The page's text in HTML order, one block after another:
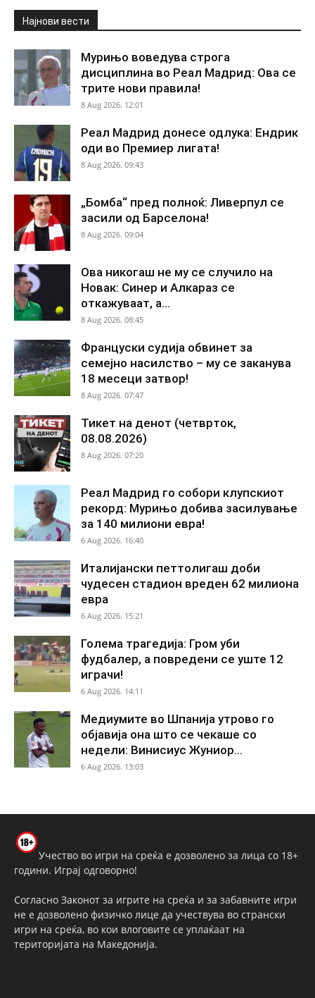
Најнови вести
Мурињо воведува строга
дисциплина во Реал Мадрид: Ова се
трите нови правила!
8 Aug 2026. 12:01
Реал Мадрид донесе одлука: Ендрик
оди во Премиер лигата!
8 Aug 2026. 09:43
„Бомба“ пред полноќ: Ливерпул се
засили од Барселона!
8 Aug 2026. 09:04
Ова никогаш не му се случило на
Новак: Синер и Алкараз се
откажуваат, а...
8 Aug 2026. 08:45
Француски судија обвинет за
семејно насилство – му се заканува
18 месеци затвор!
8 Aug 2026. 07:47
Тикет на денот (четврток,
08.08.2026)
8 Aug 2026. 07:20
Реал Мадрид го собори клупскиот
рекорд: Мурињо добива засилување
за 140 милиони евра!
6 Aug 2026. 16:40
Италијански петтолигаш доби
чудесен стадион вреден 62 милиона
евра
6 Aug 2026. 15:21
Голема трагедија: Гром уби
фудбалер, а повредени се уште 12
играчи!
6 Aug 2026. 14:11
Медиумите во Шпанија утрово го
објавија она што се чекаше со
недели: Винисиус Жуниор...
6 Aug 2026. 13:03
Учество во игри на среќа е дозволено за лица со 18+
години. Играј одговорно!
Согласно Законот за игрите на среќа и за забавните игри
не е дозволено физичко лице да учествува во странски
игри на среќа, во кои влоговите се уплаќаат на
територијата на Македонија.